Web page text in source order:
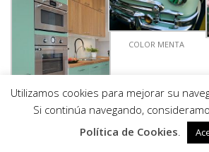
Imagen obtenida
COLOR MENTA
Utilizamos cookies para mejorar su
Si continúa navegando,
Política de Cookies.